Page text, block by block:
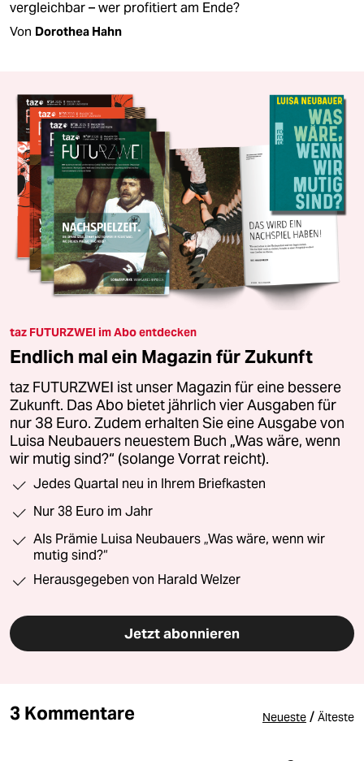
vergleichbar – wer profitiert am Ende?
Von Dorothea Hahn
taz FUTURZWEI im Abo entdecken
Endlich mal ein Magazin für Zukunft
taz FUTURZWEI ist unser Magazin für eine bessere
Zukunft. Das Abo bietet jährlich vier Ausgaben für
nur 38 Euro. Zudem erhalten Sie eine Ausgabe von
Luisa Neubauers neuestem Buch „Was wäre, wenn
wir mutig sind?“ (solange Vorrat reicht).
Jedes Quartal neu in Ihrem Briefkasten
Nur 38 Euro im Jahr
Als Prämie Luisa Neubauers „Was wäre, wenn wir
mutig sind?“
Herausgegeben von Harald Welzer
Jetzt abonnieren
3 Kommentare Neueste / Älteste